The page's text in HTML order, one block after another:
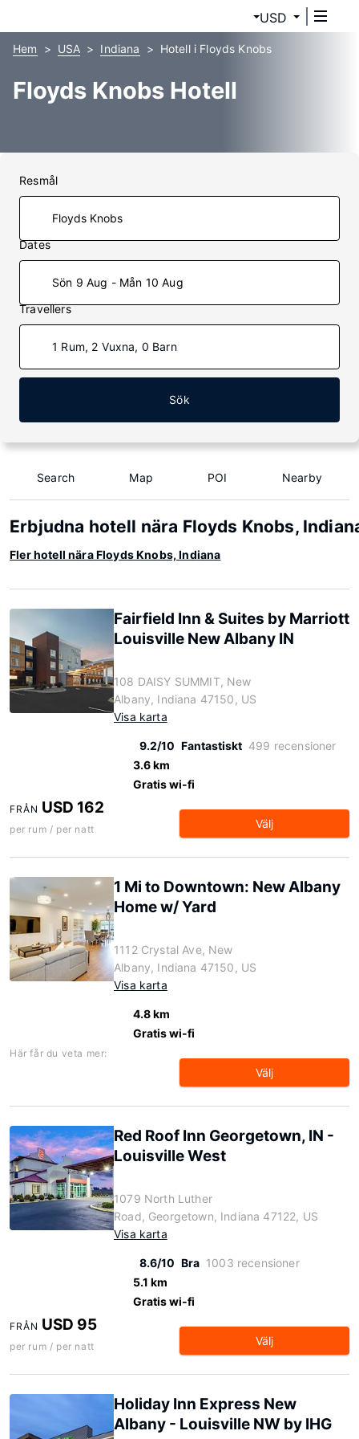
USD
Hem USA Indiana Hotell i Floyds Knobs
Floyds Knobs Hotell
Resmål
Dates
Sön 9 Aug - Mån 10 Aug
Travellers
1 Rum, 2 Vuxna, 0 Barn
Sök
Search Map POI Nearby
Erbjudna hotell nära Floyds Knobs,
Fler hotell nära Floyds Knobs, Indiana
Fairfield Inn & Suites by Marriott
Louisville New Albany IN
108 DAISY SUMMIT, New
Albany, Indiana 47150, US
Visa karta
9.2/10 Fantastiskt 499 recensioner
3.6 km
Gratis wi-fi
FRÅN USD 162
per rum / per natt Välj
1 Mi to Downtown: New Albany
Home w/ Yard
1112 Crystal Ave, New
Albany, Indiana 47150, US
Visa karta
4.8 km
Gratis wi-fi
Här får du veta mer:
Välj
Red Roof Inn Georgetown, IN -
Louisville West
1079 North Luther
Road, Georgetown, Indiana 47122, US
Visa karta
8.6/10 Bra 1003 recensioner
5.1 km
Gratis wi-fi
FRÅN USD 95
per rum / per natt Välj
Holiday Inn Express New
Albany - Louisville NW by IHG